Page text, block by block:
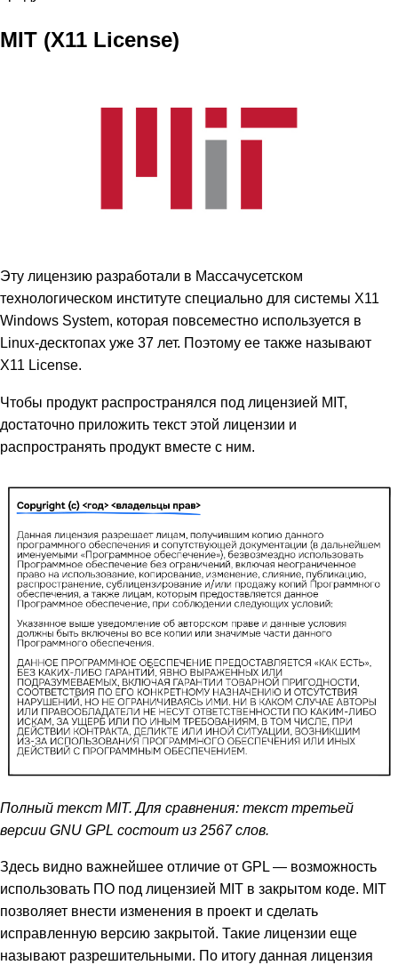
MIT (X11 License)
Эту лицензию разработали в Массачусетском
технологическом институте специально для системы X11
Windows System, которая повсеместно используется в
Linux-десктопах уже 37 лет. Поэтому ее также называют
X11 License.
Чтобы продукт распространялся под лицензией MIT,
достаточно приложить текст этой лицензии и
распространять продукт вместе с ним.
Полный текст MIT. Для сравнения: текст третьей
версии GNU GPL состоит из 2567 слов.
Здесь видно важнейшее отличие от GPL — возможность
использовать ПО под лицензией MIT в закрытом коде. MIT
позволяет внести изменения в проект и сделать
исправленную версию закрытой. Такие лицензии еще
называют разрешительными. По итогу данная лицензия